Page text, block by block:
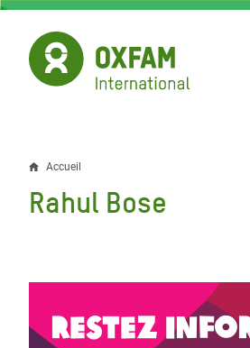
Aller
contenu
principal
Fil
d'Ariane
Accueil
Rahul Bose
Restez